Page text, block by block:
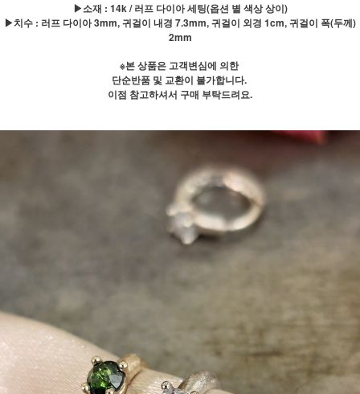
▶소재 : 14k / 러프 다이아 세팅(옵션 별 색상 상이)
▶치수 : 러프 다이아 3mm, 귀걸이 내경 7.3mm, 귀걸이 외경 1cm, 귀걸이 폭(두께)
2mm
※본 상품은 고객변심에 의한
단순반품 및 교환이 불가합니다.
이점 참고하셔서 구매 부탁드려요.